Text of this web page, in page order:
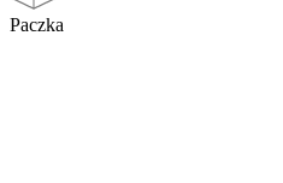
Paczka